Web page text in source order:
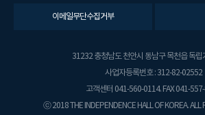
이메일무단수집거부
31232 충청남도 천안시 동남구 목천읍 독립
사업자등록번호 : 312-82-02552
고객센터 041-560-0114. FAX 041-
ⓒ 2018 THE INDEPENDENCE HALL OF KOREA. ALL